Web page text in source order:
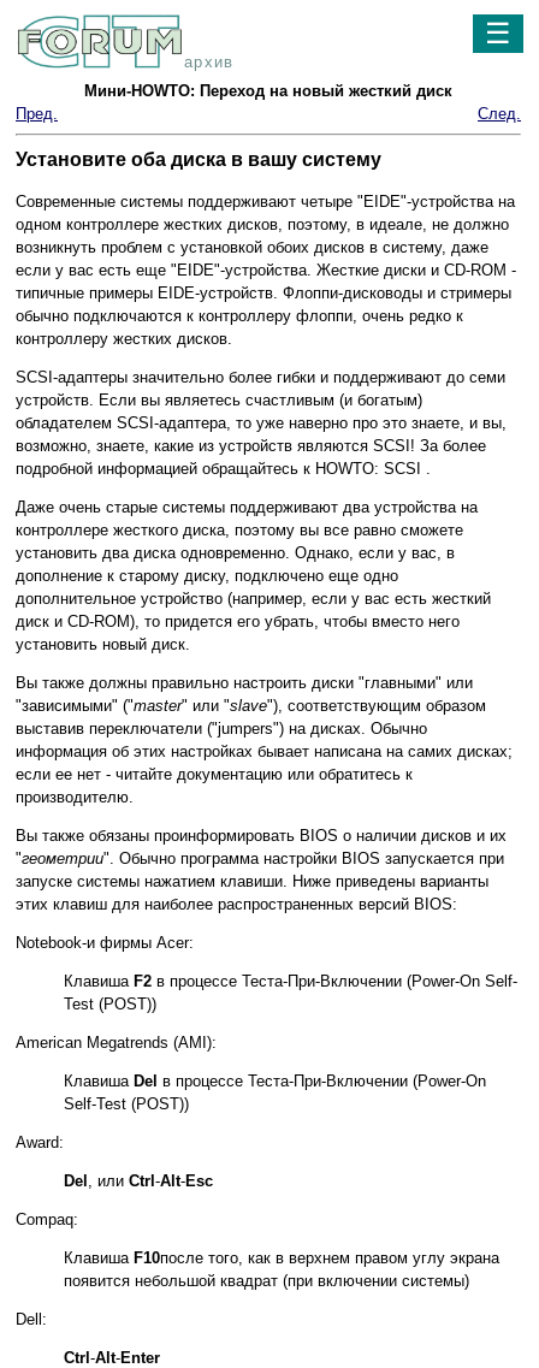
архив
☰
Мини-HOWTO: Переход на новый жесткий диск
Пред.
След.
Установите оба диска в вашу систему
Современные системы поддерживают четыре "EIDE"-устройства на
одном контроллере жестких дисков, поэтому, в идеале, не должно
возникнуть проблем с установкой обоих дисков в систему, даже
если у вас есть еще "EIDE"-устройства. Жесткие диски и CD-ROM -
типичные примеры EIDE-устройств. Флоппи-дисководы и стримеры
обычно подключаются к контроллеру флоппи, очень редко к
контроллеру жестких дисков.
SCSI-адаптеры значительно более гибки и поддерживают до семи
устройств. Если вы являетесь счастливым (и богатым)
обладателем SCSI-адаптера, то уже наверно про это знаете, и вы,
возможно, знаете, какие из устройств являются SCSI! За более
подробной информацией обращайтесь к HOWTO: SCSI .
Даже очень старые системы поддерживают два устройства на
контроллере жесткого диска, поэтому вы все равно сможете
установить два диска одновременно. Однако, если у вас, в
дополнение к старому диску, подключено еще одно
дополнительное устройство (например, если у вас есть жесткий
диск и CD-ROM), то придется его убрать, чтобы вместо него
установить новый диск.
Вы также должны правильно настроить диски "главными" или
"зависимыми" ("master" или "slave"), соответствующим образом
выставив переключатели ("jumpers") на дисках. Обычно
информация об этих настройках бывает написана на самих дисках;
если ее нет - читайте документацию или обратитесь к
производителю.
Вы также обязаны проинформировать BIOS о наличии дисков и их
"геометрии". Обычно программа настройки BIOS запускается при
запуске системы нажатием клавиши. Ниже приведены варианты
этих клавиш для наиболее распространенных версий BIOS:
Notebook-и фирмы Acer:
Клавиша F2 в процессе Теста-При-Включении (Power-On Self-
Test (POST))
American Megatrends (AMI):
Клавиша Del в процессе Теста-При-Включении (Power-On
Self-Test (POST))
Award:
Del , или Ctrl-Alt-Esc
Compaq:
Клавиша F10после того, как в верхнем правом углу экрана
появится небольшой квадрат (при включении системы)
Dell:
Ctrl-Alt-Enter